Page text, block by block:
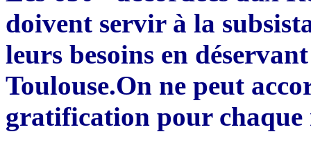
doivent servir à la
leurs besoins en
Toulouse.On ne peut
gratification pour chaque